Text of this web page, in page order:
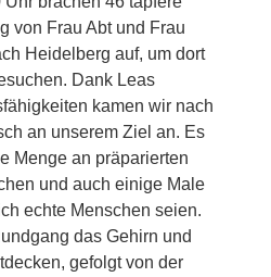
von Frau Abt und Frau
Heidelberg auf, um dort
Dank Leas
kamen wir nach
an unserem Ziel an. Es
Menge an präparierten
und auch einige Male
echte Menschen seien.
das Gehirn und
gefolgt von der